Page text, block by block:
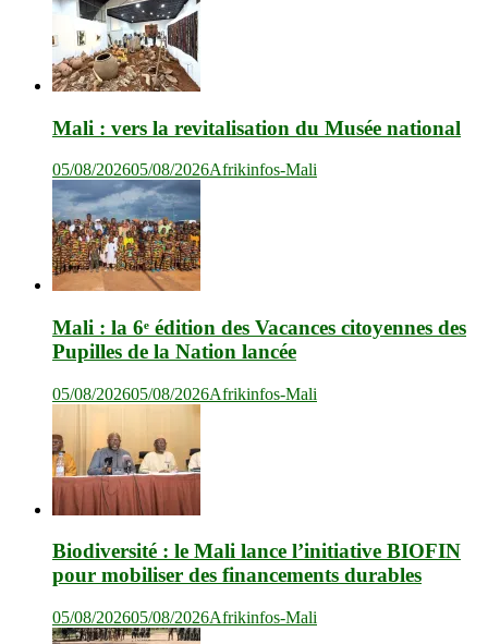
Mali : vers la revitalisation du Musée national
05/08/202605/08/2026Afrikinfos-Mali
Mali : la 6ᵉ édition des Vacances citoyennes des
Pupilles de la Nation lancée
05/08/202605/08/2026Afrikinfos-Mali
Biodiversité : le Mali lance l’initiative BIOFIN
pour mobiliser des financements durables
05/08/202605/08/2026Afrikinfos-Mali